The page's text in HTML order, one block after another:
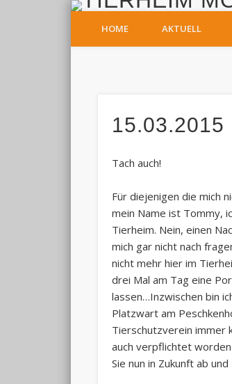
HOME AKTUELL
15.03.2015
Tach auch!
Für diejenigen die mich
mein Name ist Tommy,
Tierheim. Nein, einen
mich gar nicht nach
nicht mehr hier im
drei Mal am Tag eine
lassen…Inzwischen bin
Platzwart am
Tierschutzverein immer
auch verpflichtet
Sie nun in Zukunft ab